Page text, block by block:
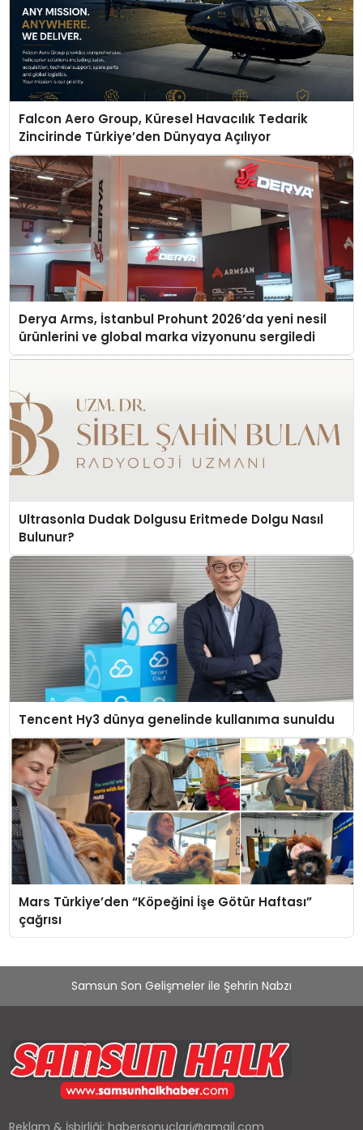
Falcon Aero Group, Küresel Havacılık Tedarik
Zincirinde Türkiye’den Dünyaya Açılıyor
Derya Arms, İstanbul Prohunt 2026’da yeni nesil
ürünlerini ve global marka vizyonunu sergiledi
Ultrasonla Dudak Dolgusu Eritmede Dolgu Nasıl
Bulunur?
Tencent Hy3 dünya genelinde kullanıma sunuldu
Mars Türkiye’den “Köpeğini İşe Götür Haftası”
çağrısı
Samsun Son Gelişmeler ile Şehrin Nabzı
Reklam & İşbirliği:habersonuclari@gmail.com